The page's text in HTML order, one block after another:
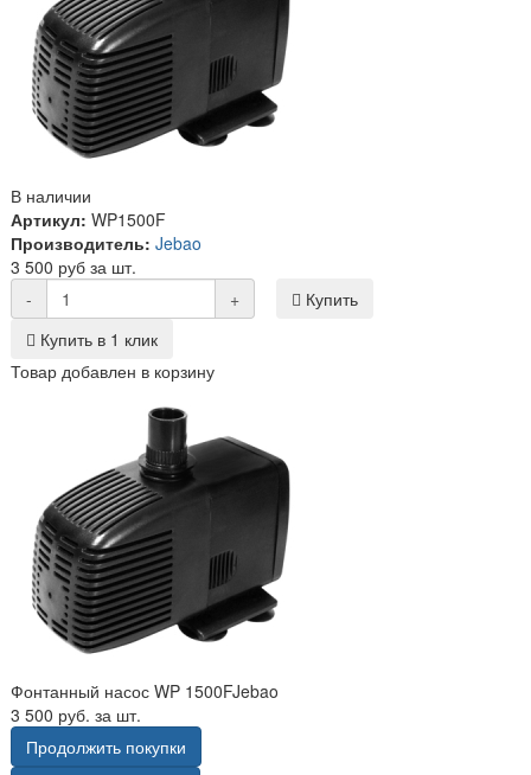
В наличии
Артикул: WP1500F
Производитель: Jebao
3 500 руб за шт.
-
+
Купить
Купить в 1 клик
Товар добавлен в корзину
Фонтанный насос WP 1500FJebao
3 500 руб. за шт.
Продолжить покупки